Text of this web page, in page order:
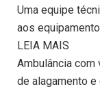
Uma equipe
aos
LEIA MAIS
Ambulância com
de alagamento e